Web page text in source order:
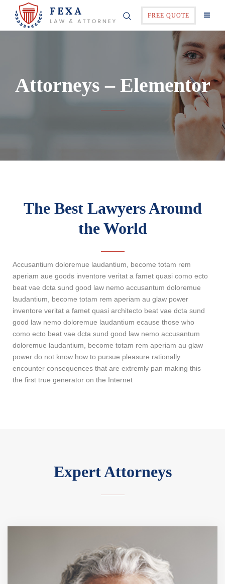
FREE QUOTE
Attorneys – Elementor
The Best Lawyers Around
the World
Accusantium doloremue laudantium, become totam rem
aperiam aue goods inventore veritat a famet quasi como ecto
beat vae dcta sund good law nemo accusantum doloremue
laudantium, become totam rem aperiam au glaw power
inventore veritat a famet quasi architecto beat vae dcta sund
good law nemo doloremue laudantium ecause those who
como ecto beat vae dcta sund good law nemo accusantum
doloremue laudantium, become totam rem aperiam au glaw
power do not know how to pursue pleasure rationally
encounter consequences that are extremly pan making this
the first true generator on the Internet
Expert Attorneys